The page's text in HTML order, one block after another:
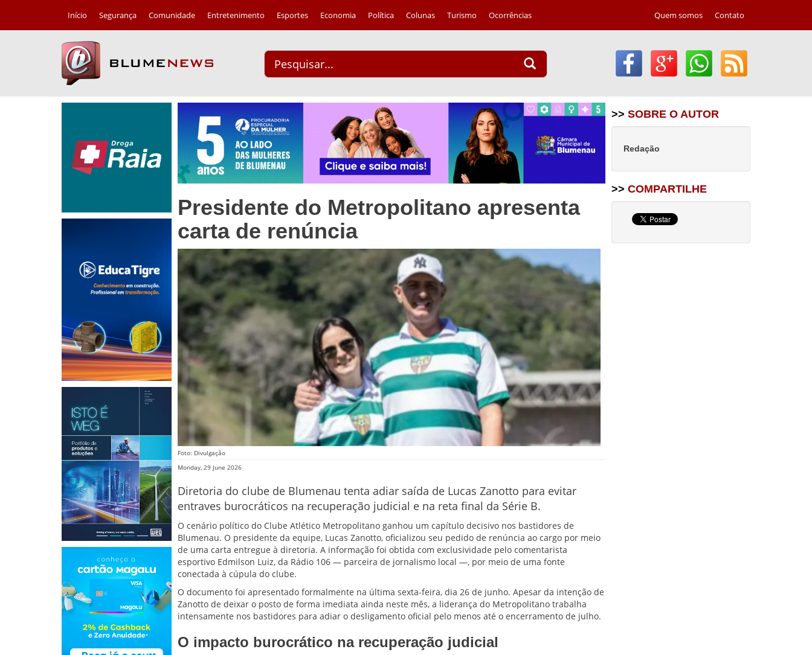
Início Segurança Comunidade Entretenimento Esportes Economia Política Colunas Turismo Ocorrências Quem somos Contato
Presidente do Metropolitano apresenta
carta de renúncia
Foto: Divulgação
Monday, 29 June 2026
Diretoria do clube de Blumenau tenta adiar saída de Lucas Zanotto para evitar
entraves burocráticos na recuperação judicial e na reta final da Série B.
O cenário político do Clube Atlético Metropolitano ganhou um capítulo decisivo nos bastidores de
Blumenau. O presidente da equipe, Lucas Zanotto, oficializou seu pedido de renúncia ao cargo por meio
de uma carta entregue à diretoria. A informação foi obtida com exclusividade pelo comentarista
esportivo Edmilson Luiz, da Rádio 106 — parceira de jornalismo local —, por meio de uma fonte
conectada à cúpula do clube.
O documento foi apresentado formalmente na última sexta-feira, dia 26 de junho. Apesar da intenção de
Zanotto de deixar o posto de forma imediata ainda neste mês, a liderança do Metropolitano trabalha
intensamente nos bastidores para adiar o desligamento oficial pelo menos até o encerramento de julho.
O impacto burocrático na recuperação judicial
>> SOBRE O AUTOR
Redação
>> COMPARTILHE